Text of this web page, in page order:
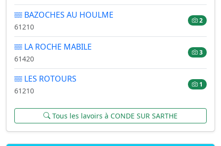
BAZOCHES AU HOULME
61210
2
LA ROCHE MABILE
61420
3
LES ROTOURS
61210
1
Tous les lavoirs à CONDE SUR SARTHE